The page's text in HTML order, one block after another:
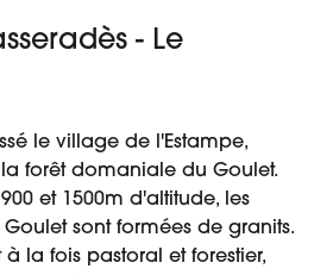
- Le
le village de l'Estampe,
forêt domaniale du Goulet.
et 1500m d'altitude, les
sont formées de granits.
à la fois pastoral et forestier,